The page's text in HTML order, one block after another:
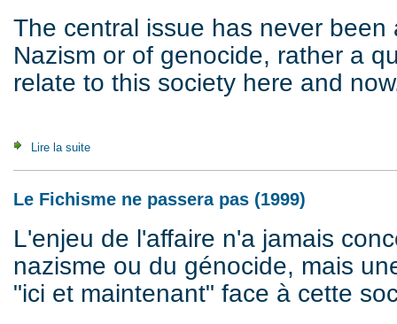
The central issue has never
Nazism or of genocide, rather a
relate to this society here and
Lire la suite
Le Fichisme ne passera pas (1999)
L'enjeu de l'affaire n'a jamais
nazisme ou du génocide, mais
"ici et maintenant" face à cette